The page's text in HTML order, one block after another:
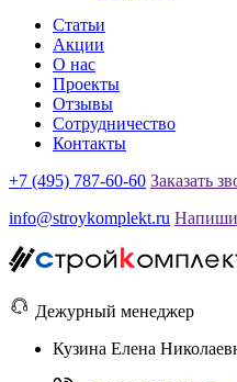
Статьи
Акции
О нас
Проекты
Отзывы
Сотрудничество
Контакты
+7 (495) 787-60-60 Заказать
info@stroykomplekt.ru
Дежурный менеджер
Кузина Елена